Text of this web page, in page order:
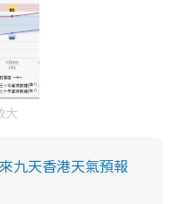
大
九天香港天氣預報